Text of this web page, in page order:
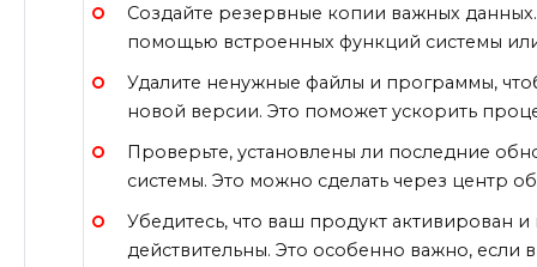
Создайте резервные копии важных
помощью встроенных функций системы
Удалите ненужные файлы и программы,
новой версии. Это поможет ускорить
Проверьте, установлены ли последние
системы. Это можно сделать через центр
Убедитесь, что ваш продукт активирован
действительны. Это особенно важно, если